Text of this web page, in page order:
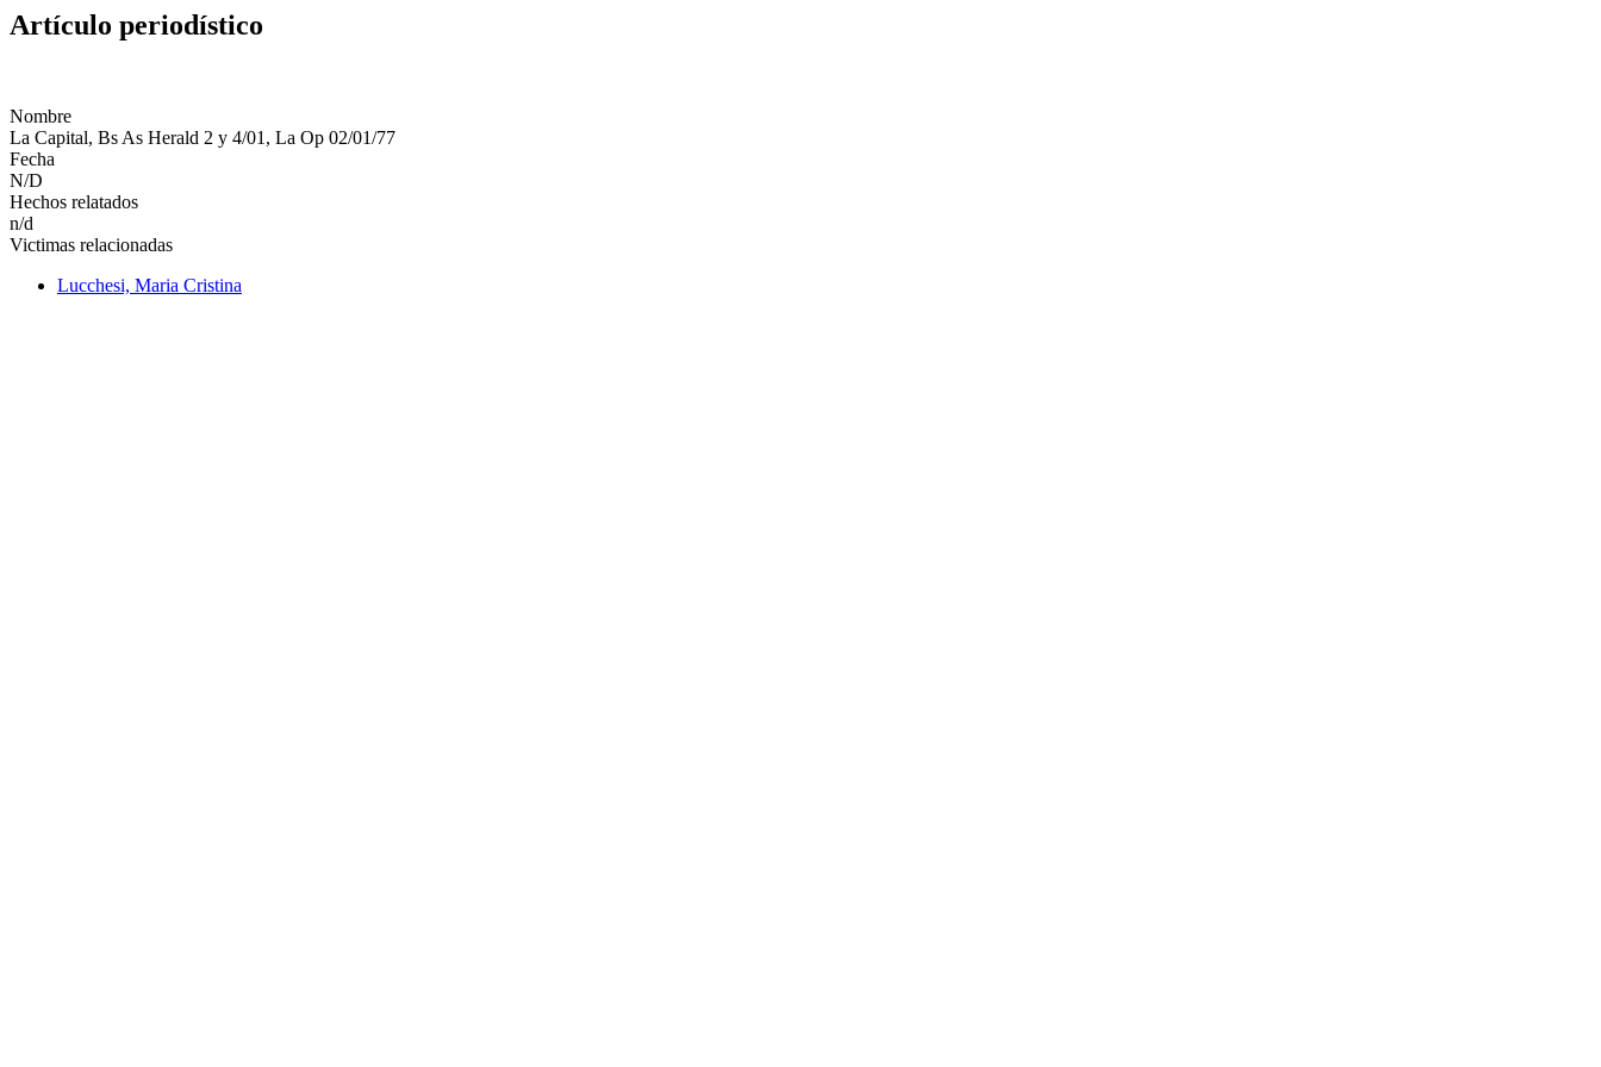
Artículo periodístico
Nombre
La Capital, Bs As Herald 2 y 4/01, La Op 02/01/77
Fecha
N/D
Hechos relatados
n/d
Victimas relacionadas
Lucchesi, Maria Cristina